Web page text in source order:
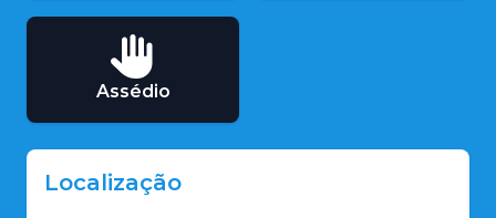
Assédio
Localização